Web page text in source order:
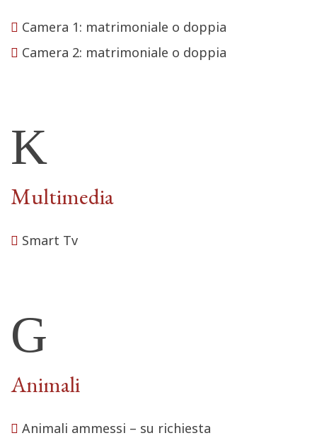
Camera 1: matrimoniale o doppia
Camera 2: matrimoniale o doppia
Multimedia
Smart Tv
Animali
Animali ammessi – su richiesta